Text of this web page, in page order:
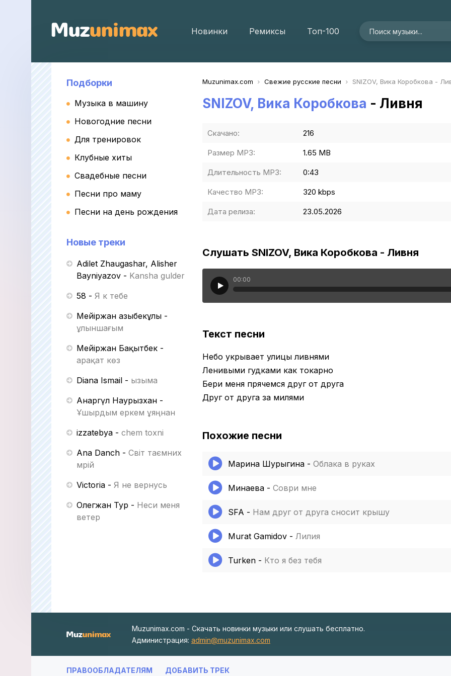
Новинки Ремиксы Топ-100
Подборки
Музыка в машину
Новогодние песни
Для тренировок
Клубные хиты
Свадебные песни
Песни про маму
Песни на день рождения
Новые треки
Adilet Zhaugashar, Alisher
Bayniyazov - Kansha gulder
58 - Я к тебе
Мейіржан Қазыбекұлы -
Құлыншағым
Мейіржан Бақытбек -
Қарақат көз
Diana Ismail - Қызыма
Анаргүл Наурызхан -
Ұшырдым еркем ұяңнан
izzatebya - chem toxni
Ana Danch - Світ таємних
мрій
Victoria - Я не вернусь
Олегжан Тур - Неси меня
ветер
Muzunimax.com Свежие русские песни SNIZOV, Вика Коробкова -
SNIZOV, Вика Коробкова - Ливня
Скачано: 216
Размер MP3: 1.65 MB
Длительность MP3: 0:43
Качество MP3: 320 kbps
Дата релиза: 23.05.2026
Слушать SNIZOV, Вика Коробкова - Ливня
00:00
Текст песни
Небо укрывает улицы ливнями
Ленивыми гудками как токарно
Бери меня прячемся друг от друга
Друг от друга за милями
Похожие песни
Марина Шурыгина - Облака в руках
Минаева - Соври мне
SFA - Нам друг от друга сносит крышу
Murat Gamidov - Лилия
Turken - Кто я без тебя
Muzunimax.com - Скачать новинки музыки или слушать бесплатно.
Администрация: admin@muzunimax.com
ПРАВООБЛАДАТЕЛЯМ ДОБАВИТЬ ТРЕК